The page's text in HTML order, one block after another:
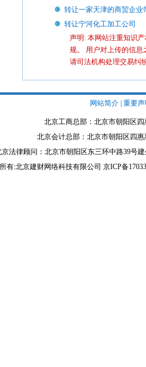
转让一家天津的商贸企业
转让宁河化工加工公司
声明: 本网站注重知识
规。 用户对上传的信息
请司法机构处理交易纠
网站简介 重要
北京工商总部：北京市朝阳区四
北京会计总部：北京市朝阳区四惠
京法律顾问：北京市朝阳区东三环中路39号建
有:北京建财网络科技有限公司 京ICP备